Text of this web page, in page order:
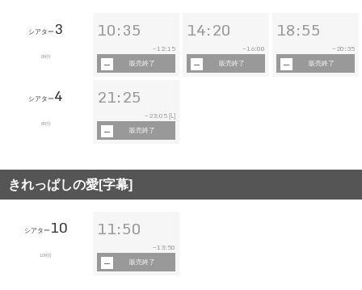
シアター 3
89分
10:35
~12:15
販売終了
14:20
~16:00
販売終了
18:55
~ 20:35
販売終了
シアター4
89分
21:25
~ 23:05 [L]
販売終了
きれっぱしの愛[字幕]
シアター10
109分
11:50
~13:50
販売終了